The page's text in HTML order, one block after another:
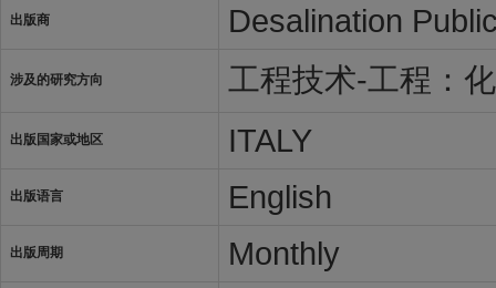
出版商 Desalination
涉及的研究方向 工程技术-工程：
出版国家或地区 ITALY
出版语言 English
出版周期 Monthly